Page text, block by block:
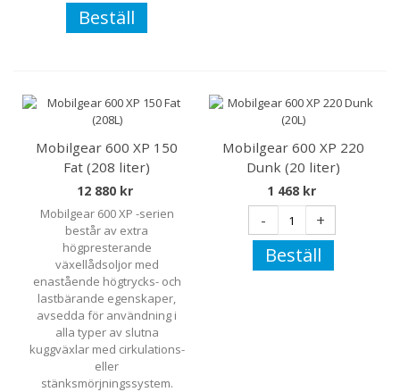
Beställ
Mobilgear 600 XP 150
Fat (208 liter)
12 880 kr
Mobilgear 600 XP -serien
består av extra
högpresterande
växellådsoljor med
enastående högtrycks- och
lastbärande egenskaper,
avsedda för användning i
alla typer av slutna
kuggväxlar med cirkulations-
eller
stänksmörjningssystem.
Mobilgear 600 XP 220
Dunk (20 liter)
1 468 kr
- +
Beställ